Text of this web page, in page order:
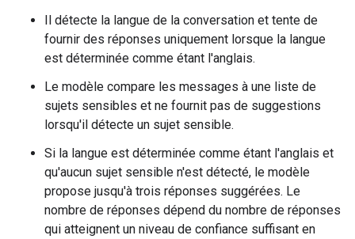
Il détecte la langue de la conversation et tente de
fournir des réponses uniquement lorsque la langue
est déterminée comme étant l'anglais.
Le modèle compare les messages à une liste de
sujets sensibles et ne fournit pas de suggestions
lorsqu'il détecte un sujet sensible.
Si la langue est déterminée comme étant l'anglais et
qu'aucun sujet sensible n'est détecté, le modèle
propose jusqu'à trois réponses suggérées. Le
nombre de réponses dépend du nombre de réponses
qui atteignent un niveau de confiance suffisant en